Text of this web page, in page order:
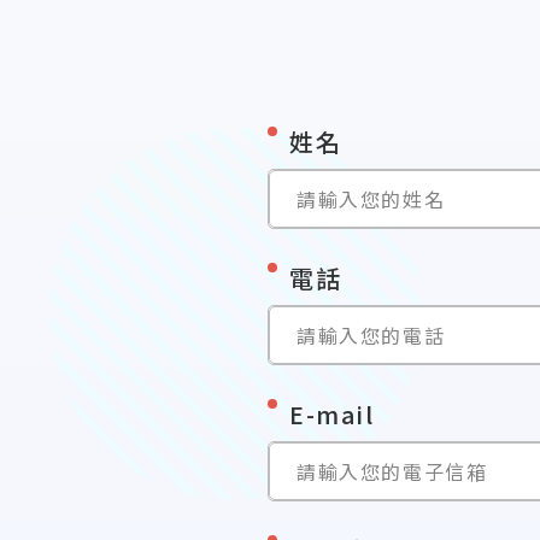
姓名
*
請輸入您的姓名
電話
*
請輸入您的電話
E-mail
*
請輸入您的電子信箱